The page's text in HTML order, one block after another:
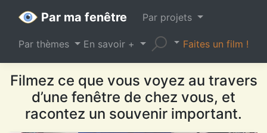
Par ma fenêtre Par projets
Par thèmes En savoir + Faites un film !
Filmez ce que vous voyez au travers
d’une fenêtre de chez vous, et
racontez un souvenir important.